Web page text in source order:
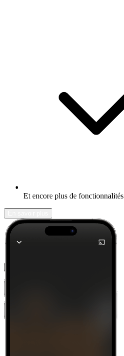
Et encore plus de fonctionnalités